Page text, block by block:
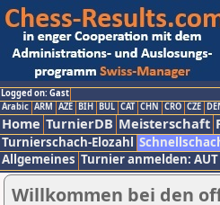
Logged on: Gast
Arabic ARM AZE BIH BUL CAT CHN CRO CZE
Home TurnierDB Meisterschaft
Turnierschach-Elozahl
Allgemeines Turnier anmelden: AUT
Willkommen bei den